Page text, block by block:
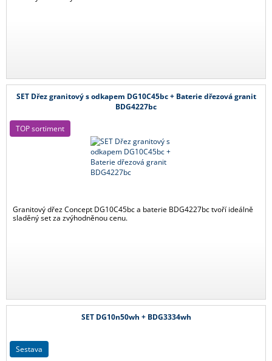
SET Dřez granitový s odkapem DG10C45bc + Baterie dřezová granit
BDG4227bc
Granitový dřez Concept DG10C45bc a baterie BDG4227bc tvoří ideálně
sladěný set za zvýhodněnou cenu.
TOP sortiment
SET DG10n50wh + BDG3334wh
sestava